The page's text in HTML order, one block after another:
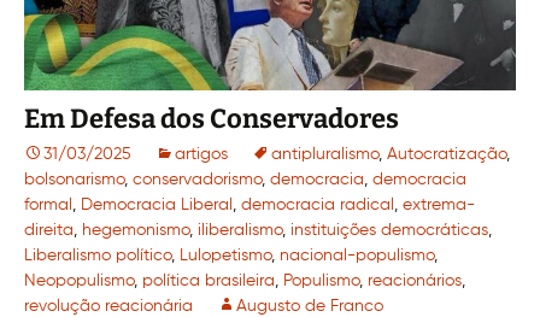
Em Defesa dos Conservadores
31/03/2025 artigos antipluralismo, Autocratização,
bolsonarismo, conservadorismo, democracia, democracia
formal , Democracia Liberal , democracia radical , extrema-
direita, hegemonismo, iliberalismo, instituições democráticas,
Liberalismo político, Lulopetismo, nacional-populismo,
Neopopulismo, política brasileira, Populismo, reacionários,
revolução reacionária
Augusto de Franco